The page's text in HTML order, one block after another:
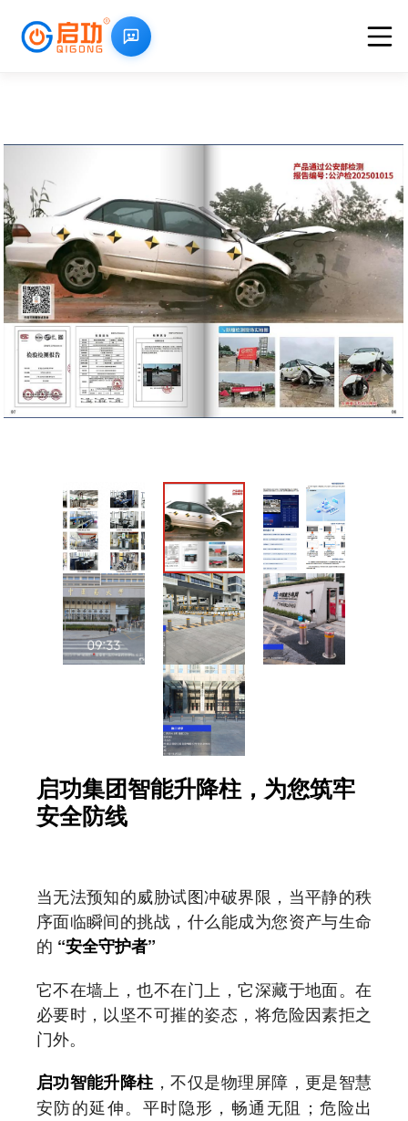
启功集团智能升降柱，为您筑牢
安全防线
当无法预知的威胁试图冲破界限，当平静的秩
序面临瞬间的挑战，什么能成为您资产与生命
的 “安全守护者”
它不在墙上，也不在门上，它深藏于地面。在
必要时，以坚不可摧的姿态，将危险因素拒之
门外。
启功智能升降柱 ，不仅是物理屏障，更是智慧
安防的延伸。平时隐形，畅通无阻；危险出